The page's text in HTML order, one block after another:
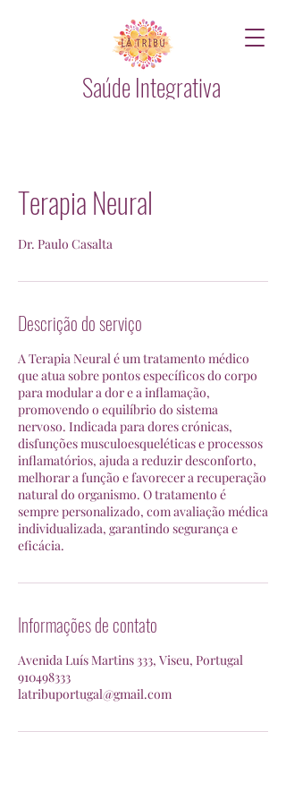
Saúde Integrativa
Terapia Neural
Dr. Paulo Casalta
Descrição do serviço
A Terapia Neural é um tratamento médico
que atua sobre pontos específicos do corpo
para modular a dor e a inflamação,
promovendo o equilíbrio do sistema
nervoso. Indicada para dores crónicas,
disfunções musculoesqueléticas e processos
inflamatórios, ajuda a reduzir desconforto,
melhorar a função e favorecer a recuperação
natural do organismo. O tratamento é
sempre personalizado, com avaliação médica
individualizada, garantindo segurança e
eficácia.
Informações de contato
Avenida Luís Martins 333, Viseu, Portugal
910498333
latribuportugal@gmail.com